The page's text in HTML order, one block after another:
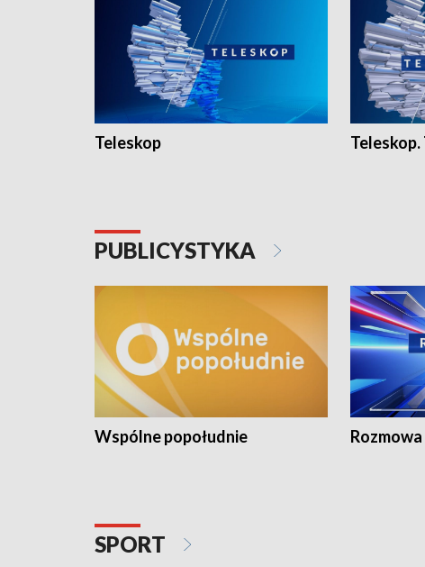
Teleskop Teleskop.
PUBLICYSTYKA
Wspólne popołudnie
SPORT